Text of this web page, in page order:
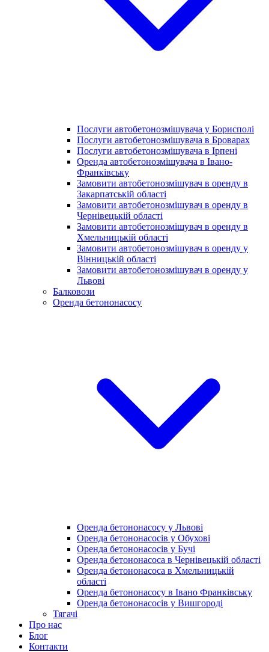
Послуги автобетонозмішувача у Борисполі
Послуги автобетонозмішувача в Броварах
Послуги автобетонозмішувача в Ірпені
Оренда автобетонозмішувача в Івано-
Франківську
Замовити автобетонозмішувач в оренду в
Закарпатській області
Замовити автобетонозмішувач в оренду в
Чернівецькій області
Замовити автобетонозмішувач в оренду в
Хмельницькій області
Замовити автобетонозмішувач в оренду у
Вінницькій області
Замовити автобетонозмішувач в оренду у
Львові
Балковози
Оренда бетононасосу
Оренда бетононасосу у Львові
Оренда бетононасосів у Обухові
Оренда бетононасосів у Бучі
Оренда бетононасоса в Чернівецькій області
Оренда бетононасоса в Хмельницькій
області
Оренда бетононасосу в Івано Франківську
Оренда бетононасосів у Вишгороді
Тягачі
Про нас
Блог
Контакти